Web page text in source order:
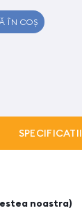
ÎN COȘ
SPECIFICATII
noastra)